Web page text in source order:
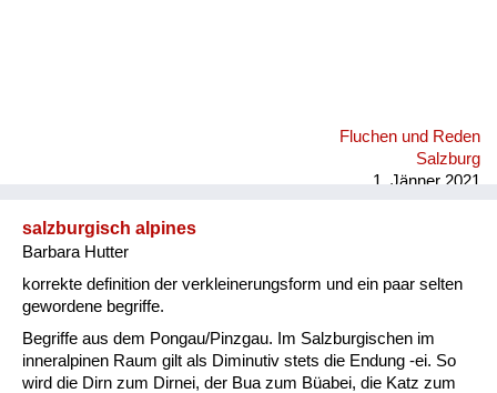
Fluchen und Reden
Salzburg
1. Jänner 2021
salzburgisch alpines
Barbara Hutter
korrekte definition der verkleinerungsform und ein paar selten
gewordene begriffe.
Begriffe aus dem Pongau/Pinzgau. Im Salzburgischen im
inneralpinen Raum gilt als Diminutiv stets die Endung -ei. So
wird die Dirn zum Dirnei, der Bua zum Büabei, die Katz zum